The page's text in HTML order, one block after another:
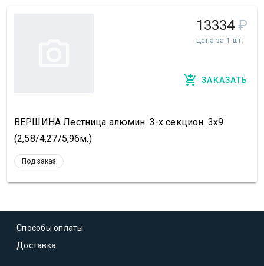
13334 ₽
Цена за 1 шт.
ЗАКАЗАТЬ
ВЕРШИНА Лестница алюмин. 3-х секцион. 3х9
(2,58/4,27/5,96м.)
Под заказ
Способы оплаты
Доставка